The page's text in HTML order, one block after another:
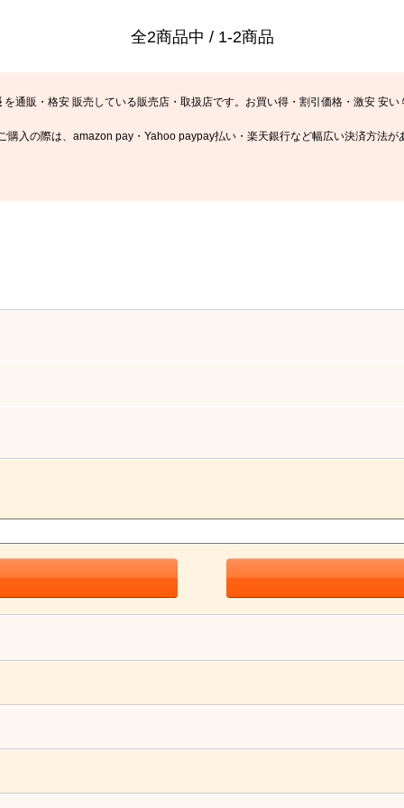
全2商品中 / 1-2商品
を通販・格安 販売している販売店・取扱店です。お買い得・割引価格・激安 安い
購入の際は、amazon pay・Yahoo paypay払い・楽天銀行など幅広い決済方法